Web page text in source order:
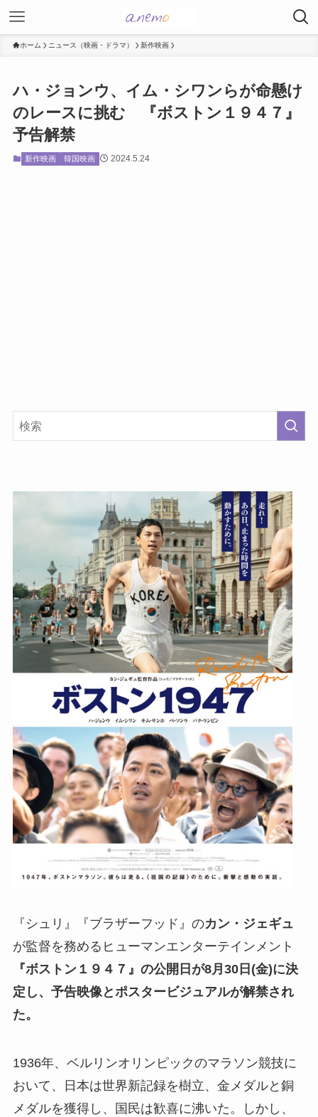
ホーム ニュース（映画・ドラマ） 新作映画
ハ・ジョンウ、イム・シワンらが命懸け
のレースに挑む 『ボストン１９４７』
予告解禁
新作映画 韓国映画 2024.5.24
『シュリ』『ブラザーフッド』のカン・ジェギュ
が監督を務めるヒューマンエンターテインメント
『ボストン１９４７』の公開日が8月30日(金)に決
定し、予告映像とポスタービジュアルが解禁され
た。
1936年、ベルリンオリンピックのマラソン競技に
おいて、日本は世界新記録を樹立、金メダルと銅
メダルを獲得し、国民は歓喜に沸いた。しかし、